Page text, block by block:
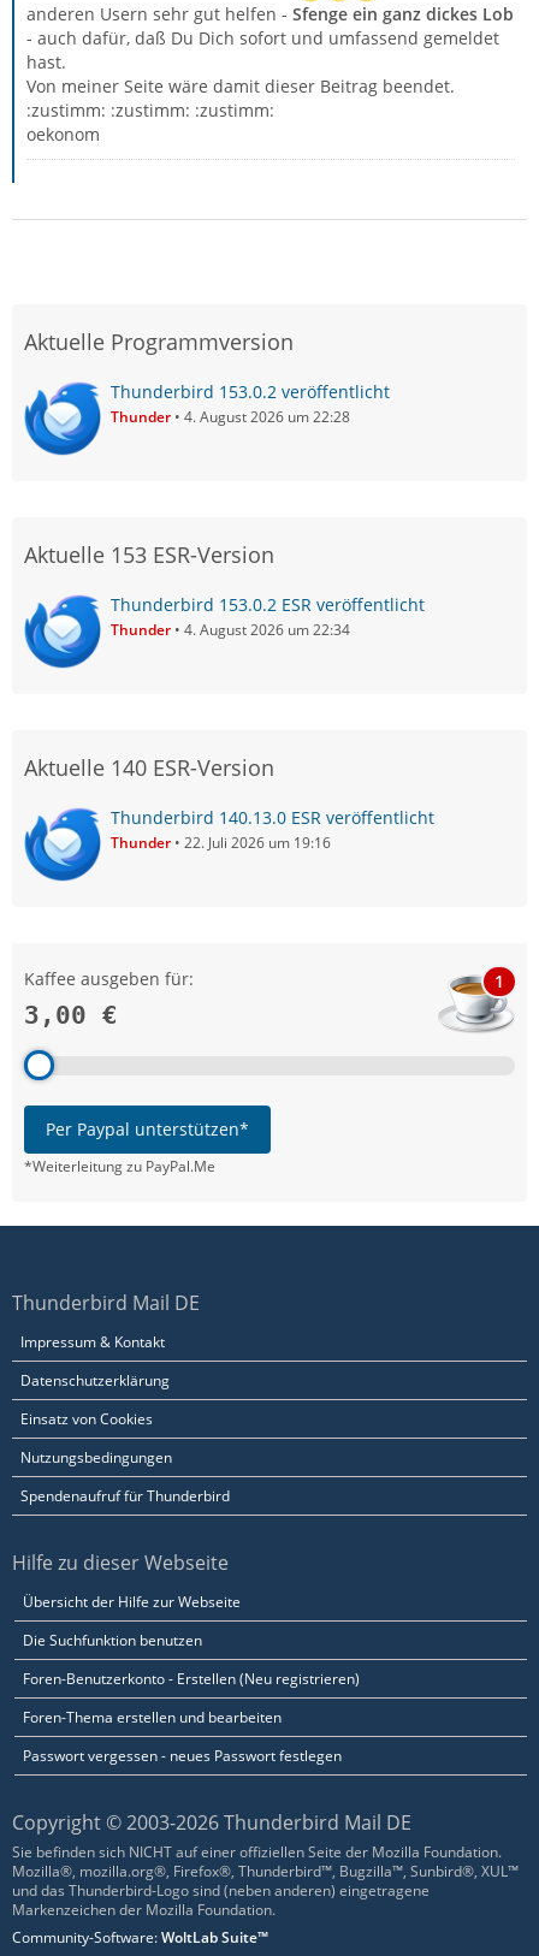
anderen Usern sehr gut helfen - Sfenge ein ganz dickes Lob
- auch dafür, daß Du Dich sofort und umfassend gemeldet
hast.
Von meiner Seite wäre damit dieser Beitrag beendet.
:zustimm: :zustimm: :zustimm:
oekonom
Aktuelle Programmversion
Thunderbird 153.0.2 veröffentlicht
Thunder 4. August 2026 um 22:28
Aktuelle 153 ESR-Version
Thunderbird 153.0.2 ESR veröffentlicht
Thunder 4. August 2026 um 22:34
Aktuelle 140 ESR-Version
Thunderbird 140.13.0 ESR veröffentlicht
Thunder 22. Juli 2026 um 19:16
Kaffee ausgeben für:
3,00 €
1
Per Paypal unterstützen*
*Weiterleitung zu PayPal.Me
Thunderbird Mail DE
Impressum & Kontakt
Datenschutzerklärung
Einsatz von Cookies
Nutzungsbedingungen
Spendenaufruf für Thunderbird
Hilfe zu dieser Webseite
Übersicht der Hilfe zur Webseite
Die Suchfunktion benutzen
Foren-Benutzerkonto - Erstellen (Neu registrieren)
Foren-Thema erstellen und bearbeiten
Passwort vergessen - neues Passwort festlegen
Copyright © 2003-2026 Thunderbird Mail DE
Sie befinden sich NICHT auf einer offiziellen Seite der Mozilla Foundation.
Mozilla®, mozilla.org®, Firefox®, Thunderbird™, Bugzilla™, Sunbird®, XUL™
und das Thunderbird-Logo sind (neben anderen) eingetragene
Markenzeichen der Mozilla Foundation.
Community-Software:WoltLab Suite™